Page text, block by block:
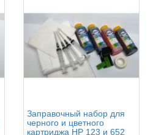
Заправочный набор для
черного и цветного
картриджа HP 123 и 652